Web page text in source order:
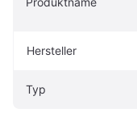
Hersteller
Typ